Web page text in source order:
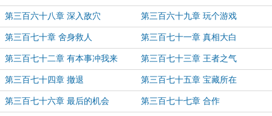
第三百六十八章 深入敌穴 第三百六十九章 玩个游戏
第三百七十章 舍身救人 第三百七十一章 真相大白
第三百七十二章 有本事冲我来 第三百七十三章 王者之气
第三百七十四章 撤退 第三百七十五章 宝藏所在
第三百七十六章 最后的机会 第三百七十七章 合作